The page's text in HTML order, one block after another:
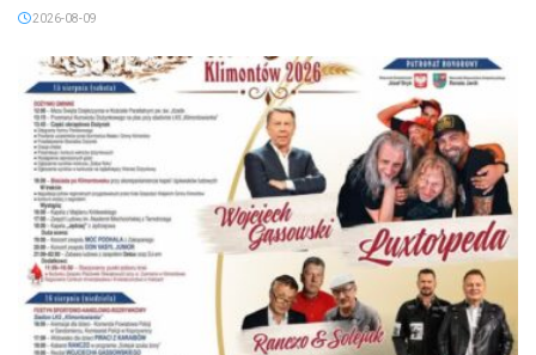
2026-08-09